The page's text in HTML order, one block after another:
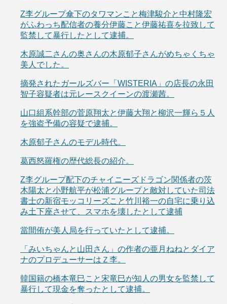
Z李グループ傘下のタワマンこと梅津駿介と中村隆宏
がふわっち配信者の養分伊藤こと伊藤祐喜を拉致して
監禁して暴行したとして逮捕。
木原誠二さんの奥さんの木原郁子さんがめちゃくちゃ
美人でした。
摘発されたガールズバー「WISTERIA」の店長の永田
智子容疑者は元レースクイーンの渡瀬茜。
山口組系幹部の菅原翔太と伊藤大翔と柳沢一輝ら５人
を強盗予備の容疑で逮捕。
木原郁子さんのモデル時代。
葛西怒羅権の歴代総長の紹介。
Z李グループ配下のチャイニーズドラゴン関係者の茨
木陽太と小野航平が松浦グループと敵対していた司法
書士の新宿モッコリーズこと竹川裕一の自宅に乗り込
み土下座させて、スマホを壊したとして逮捕
當間侑が美人局を行っていたとして逮捕。
「みいちゃんと山田さん」の作者の亜月ねねとダイア
ナのプロデューサーはＺ李。
韓国籍の橋本竜巳こと宋竜巳が知人の男女を監禁して
暴行して現金を奪ったとして逮捕。